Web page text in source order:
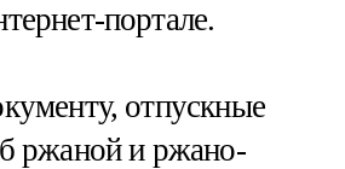
портале.
отпускные
ржаной и ржано-